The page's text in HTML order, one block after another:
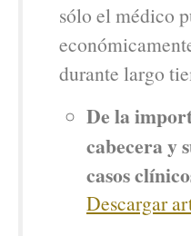
sólo el médico
durante largo
De la
cabecera y
casos
Descargar